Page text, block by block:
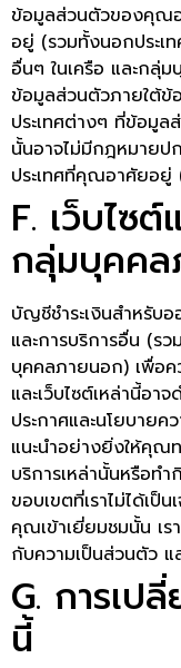
ข้อมูลส่วนตัวของคุณ
อยู่ (รวมทั้งนอกประเ
อื่นๆ ในเครือ และกลุ่
ข้อมูลส่วนตัวภายใต้ข้
ประเทศต่างๆ ที่ข้อมู
นั้นอาจไม่มีกฎหมาย
ประเทศที่คุณอาศัยอยู่
F. เว็บไซ
กลุ่มบุคคล
บัญชีชำระเงินสำหรับอ
และการบริการอื่น (ร
บุคคลภายนอก) เพื่อค
และเว็บไซต์เหล่านี้อา
ประกาศและนโยบายค
แนะนำอย่างยิ่งให้คุณ
บริการเหล่านั้นหรือท
ขอบเขตที่เราไม่ได้เป็
คุณเข้าเยี่ยมชมนั้น เร
กับความเป็นส่วนตัว
G. การเป
นี้